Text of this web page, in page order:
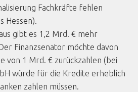
Fachkräfte fehlen
Hessen).
gibt es 1,2 Mrd. € mehr
Finanzsenator möchte davon
von 1 Mrd. € zurückzahlen (bei
würde für die Kredite erheblich
zahlen müssen.